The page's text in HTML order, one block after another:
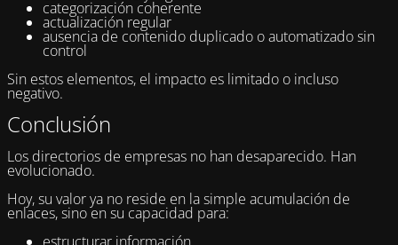
categorización coherente
actualización regular
ausencia de contenido duplicado o automatizado sin
control
Sin estos elementos, el impacto es limitado o incluso
negativo.
Conclusión
Los directorios de empresas no han desaparecido. Han
evolucionado.
Hoy, su valor ya no reside en la simple acumulación de
enlaces, sino en su capacidad para: